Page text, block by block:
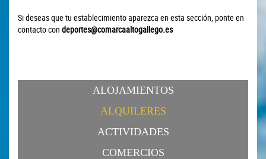
Si deseas que tu establecimiento aparezca en esta sección, ponte en
contacto con deportes@comarcaaltogallego.es
ALOJAMIENTOS
ALQUILERES
ACTIVIDADES
COMERCIOS